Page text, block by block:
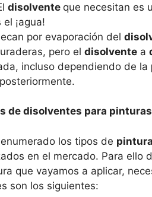
disolvente que necesitan es
¡agua!
por evaporación del
pero el disolvente a
incluso dependiendo de la
de disolventes para
los tipos de
en el mercado. Para ello
que vayamos a aplicar,
son los siguientes: